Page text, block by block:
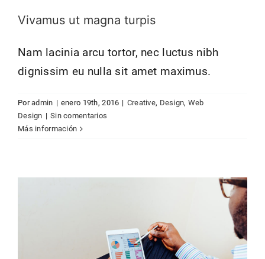
Vivamus ut magna turpis
Nam lacinia arcu tortor, nec luctus nibh
dignissim eu nulla sit amet maximus.
Poradmin | enero 19th, 2016 | Creative, Design, Web
Design | Sin comentarios
Más información
Fusce cursus dolor sit amet